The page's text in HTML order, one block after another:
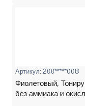
Артикул: 200*****008
Фиолетовый,
без аммиака и